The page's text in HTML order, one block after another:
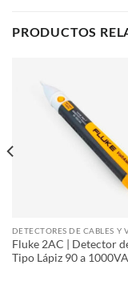
PRODUCTOS
DETECTORES DE CABLES Y
Fluke 2AC | Detector
Tipo Lápiz 90 a